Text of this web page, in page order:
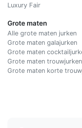
Luxury Fair
Grote maten
Alle grote maten jurken
Grote maten galajurken
Grote maten
Grote maten trouwjurken
Grote maten korte